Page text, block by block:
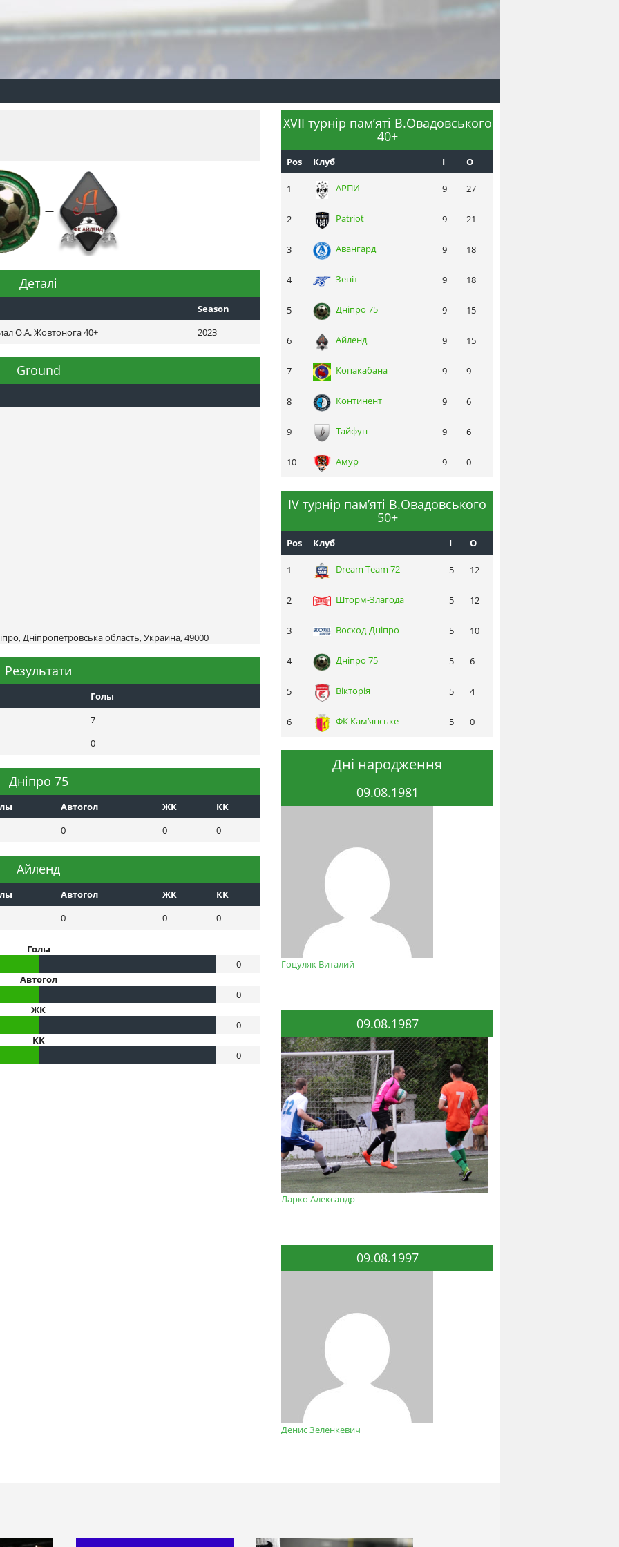
—
Деталі
Season
О.А. Жовтонога 40+ 2023
Ground
Дніпропетровська область, Украина, 49000
Результати
Голы
7
0
Днiпро 75
Автогол ЖК
КК
0 0 0
Айленд
Автогол ЖК
КК
0 0 0
Голы
0
Автогол
0
ЖК
0
КК
0
XVII турнір пам’яті В.Овадовського
40+
Pos Клуб I О
1 АРПИ 9 27
2 Patriot 9 21
3 Авангард 9 18
4 Зеніт 9 18
5 Днiпро 75 9 15
6 Айленд 9 15
7 Копакабана 9 9
8 Континент 9 6
9 Тайфун 9 6
10 Амур 9 0
ІV турнір пам’яті В.Овадовського
50+
Pos Клуб I О
1 Dream Team 72 5 12
2 Шторм-Злагода 5 12
3 Восход-Днiпро 5 10
4 Днiпро 75 5 6
5 Вікторія 5 4
6 ФК Кам’янське 5 0
Дні народження
09.08.1981
Гоцуляк Виталий
09.08.1987
Ларко Александр
09.08.1997
Денис Зеленкевич